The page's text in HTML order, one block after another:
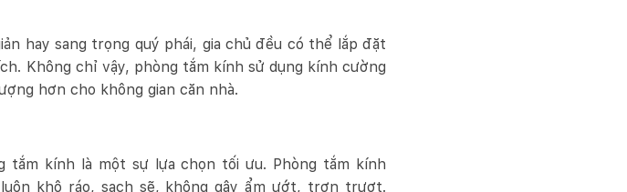
hay sang trọng quý phái, gia chủ đều có thể lắp đặt
Không chỉ vậy, phòng tắm kính sử dụng kính cường
hơn cho không gian căn nhà.
tắm kính là một sự lựa chọn tối ưu. Phòng tắm kính
khô ráo, sạch sẽ, không gây ẩm ướt, trơn trượt.